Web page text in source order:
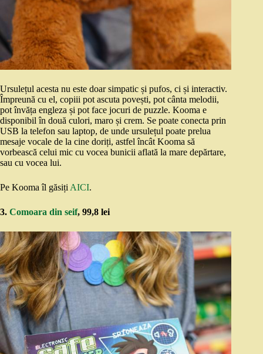
Ursulețul acesta nu este doar simpatic și pufos, ci și interactiv.
Împreună cu el, copiii pot ascuta povești, pot cânta melodii,
pot învăța engleza și pot face jocuri de puzzle. Kooma e
disponibil în două culori, maro și crem. Se poate conecta prin
USB la telefon sau laptop, de unde ursulețul poate prelua
mesaje vocale de la cine doriți, astfel încât Kooma să
vorbească celui mic cu vocea bunicii aflată la mare depărtare,
sau cu vocea lui.
Pe Kooma îl găsiți AICI.
3. Comoara din seif, 99,8 lei